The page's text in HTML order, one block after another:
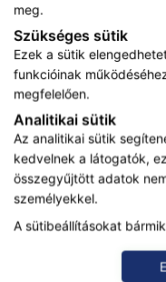
meg.
Szükséges sütik
Ezek a sütik
funkcióinak
megfelelően.
Analitikai sütik
Az analitikai sütik
kedvelnek a látogatók,
összegyűjtött adatok
személyekkel.
A sütibeállításokat
Az oldalon